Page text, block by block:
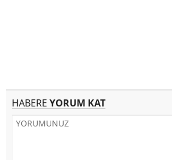
HABERE YORUM KAT